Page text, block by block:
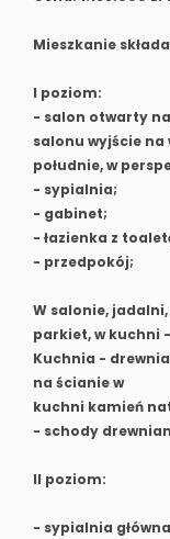
Mieszkanie
I poziom:
- salon otwarty
salonu wyjście na
południe, w
- sypialnia;
- gabinet;
- łazienka z
- przedpokój;
W salonie,
parkiet, w kuchni
Kuchnia -
na ścianie w
kuchni kamień
- schody
II poziom:
- sypialnia